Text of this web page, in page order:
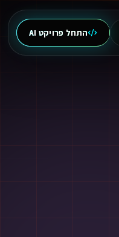
התחל פרויקט AI